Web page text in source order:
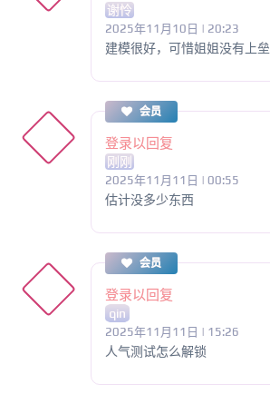
谢怜
2025年11月10日 | 20:23
建模很好，可惜姐姐没有上垒
会员
登录以回复
刚刚
2025年11月11日 | 00:55
估计没多少东西
会员
登录以回复
qin
2025年11月11日 | 15:26
人气测试怎么解锁